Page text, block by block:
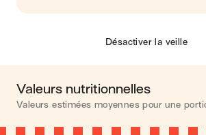
Désactiver la veille
Valeurs nutritionnelles
Valeurs estimées moyennes pour une
Calories